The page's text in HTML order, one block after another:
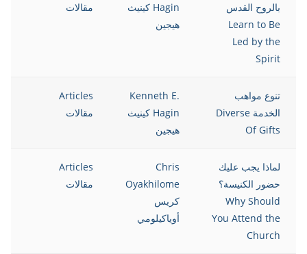
بالروح القدس
Learn to Be
Led by the
Spirit
Hagin كينيث
هيجين
مقالات
تنوع مواهب
الخدمة Diverse
Of Gifts
Kenneth E.
Hagin كينيث
هيجين
Articles
مقالات
لماذا يجب عليك
حضور الكنيسة؟
Why Should
You Attend the
Church
Chris
Oyakhilome
كريس
أوياكيلومي
Articles
مقالات